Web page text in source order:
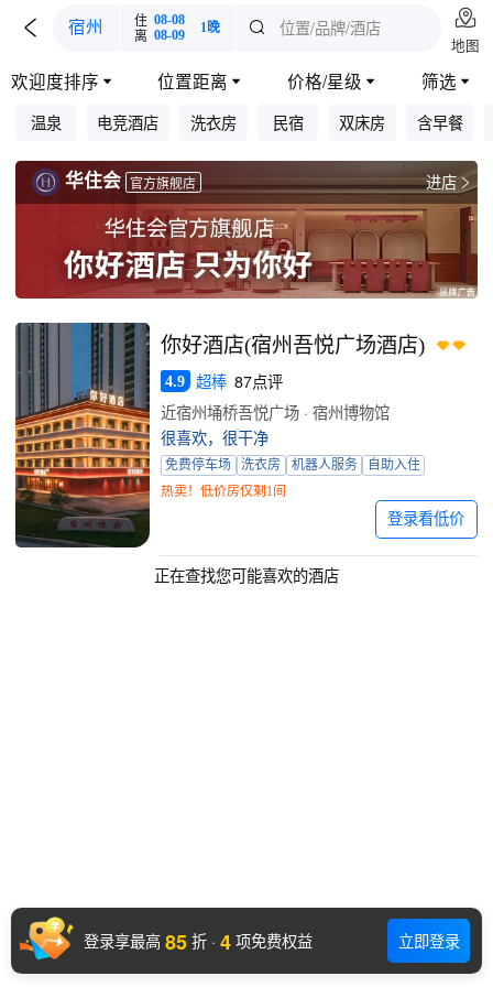
 宿州 住 08-08
离 08-09 1晚  位置/品牌/酒店 
地图
欢迎度排序  位置距离  价格/星级  筛选 
温泉 电竞酒店 洗衣房 民宿 双床房 含早餐
华住会 官方旗舰店 进店 
你好酒店(宿州吾悦广场酒店)
4.9 超棒 87点评
近宿州埇桥吾悦广场 · 宿州博物馆
很喜欢，很干净
免费停车场 洗衣房 机器人服务
自助入住
热卖！低价房仅剩1间
登录看低价
正在查找您可能喜欢的酒店
登录享最高 85 折 · 4 项免费权益 立即登录